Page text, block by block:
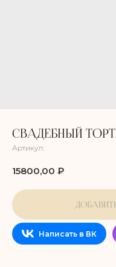
СВАДЕБНЫЙ
Артикул:
15800,00 ₽
Написать в ВК